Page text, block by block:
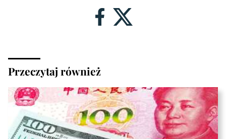
Przeczytaj również